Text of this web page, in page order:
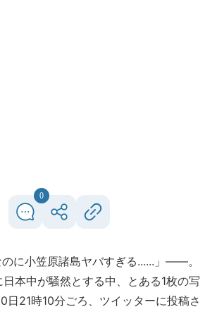
0
に小笠原諸島ヤバすぎる......」――。
本中が騒然とする中、とある1枚の写
日21時10分ごろ、ツイッターに投稿さ